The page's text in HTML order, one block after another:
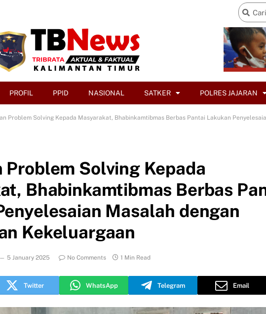
PROFIL PPID NASIONAL SATKER POLRES JAJARAN
Problem Solving Kepada Masyarakat, Bhabinkamtibmas Berbas Pantai Lakukan
Problem Solving Kepada
Bhabinkamtibmas Berbas
Masalah dengan
Kekeluargaan
5 January 2025 No Comments 1 Min Read
Twitter WhatsApp Telegram Email